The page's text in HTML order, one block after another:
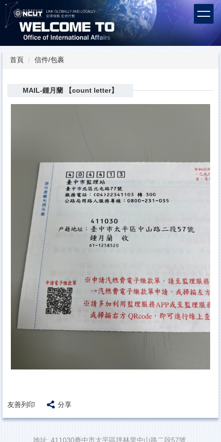
跳
到
主
內
容首頁 信件/包裹
MAIL-鍾月蘭 【count letter】
友善列印 分享
地址: 411030臺中市太平區坪林里中山路二段57號